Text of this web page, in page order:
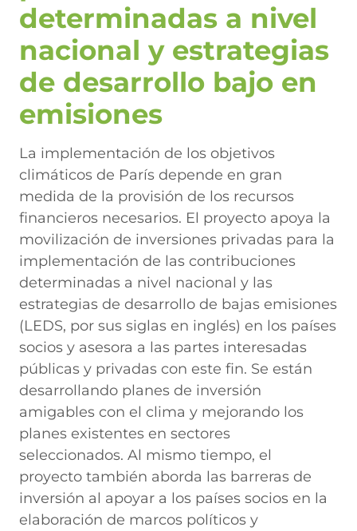
determinadas a nivel
nacional y estrategias
de desarrollo bajo en
emisiones
La implementación de los objetivos
climáticos de París depende en gran
medida de la provisión de los recursos
financieros necesarios. El proyecto apoya la
movilización de inversiones privadas para la
implementación de las contribuciones
determinadas a nivel nacional y las
estrategias de desarrollo de bajas emisiones
(LEDS, por sus siglas en inglés) en los países
socios y asesora a las partes interesadas
públicas y privadas con este fin. Se están
desarrollando planes de inversión
amigables con el clima y mejorando los
planes existentes en sectores
seleccionados. Al mismo tiempo, el
proyecto también aborda las barreras de
inversión al apoyar a los países socios en la
elaboración de marcos políticos y